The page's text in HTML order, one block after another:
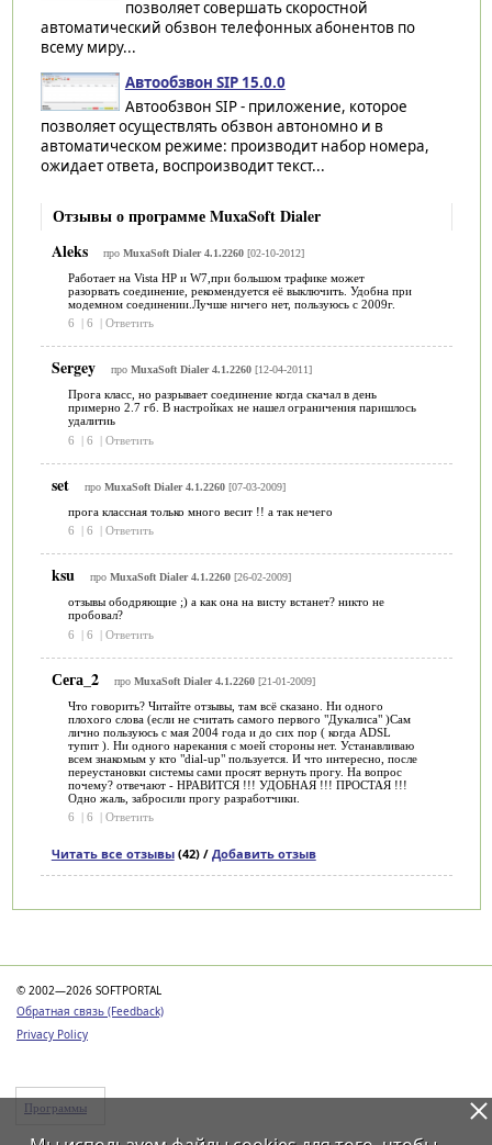
позволяет совершать скоростной
автоматический обзвон телефонных абонентов по
всему миру...
Автообзвон SIP 15.0.0
Автообзвон SIP - приложение, которое
позволяет осуществлять обзвон автономно и в
автоматическом режиме: производит набор номера,
ожидает ответа, воспроизводит текст...
Отзывы о программе MuxaSoft Dialer
Aleks
про MuxaSoft Dialer 4.1.2260[02-10-2012]
Работает на Vista HP и W7,при большом трафике может
разорвать соединение, рекомендуется её выключить. Удобна при
модемном соединении.Лучше ничего нет, пользуюсь с 2009г.
6
6 Ответить
Sergey про MuxaSoft Dialer 4.1.2260[12-04-2011]
Прога класс, но разрывает соединение когда скачал в день
примерно 2.7 гб. В настройках не нашел ограничения паришлось
удалитиь
6
| 6 | Ответить
set про MuxaSoft Dialer 4.1.2260[07-03-2009]
прога классная только много весит !! а так нечего
6
6 Ответить
ksu про MuxaSoft Dialer 4.1.2260[26-02-2009]
отзывы ободряющие ;) а как она на висту встанет? никто не
пробовал?
6
| 6 | Ответить
Сега_2 про MuxaSoft Dialer 4.1.2260[21-01-2009]
Что говорить? Читайте отзывы, там всё сказано. Ни одного
плохого слова (если не считать самого первого "Дукалиса" )Сам
лично пользуюсь с мая 2004 года и до сих пор ( когда ADSL
тупит ). Ни одного нарекания с моей стороны нет. Устанавливаю
всем знакомым у кто "dial-up" пользуется. И что интересно, после
переустановки системы сами просят вернуть прогу. На вопрос
почему? отвечают - НРАВИТСЯ !!! УДОБНАЯ !!! ПРОСТАЯ !!!
Одно жаль, забросили прогу разработчики.
6
6 Ответить
Читать все отзывы(42) / Добавить отзыв
© 2002—2026 SOFTPORTAL
Обратная связь (Feedback)
Privacy Policy
Программы